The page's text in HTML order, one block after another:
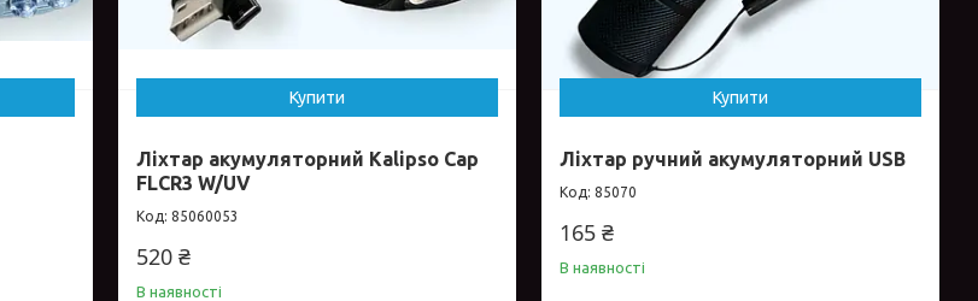
Купити
Ліхтар акумуляторний Kalipso Cap
FLCR3 W/UV
85060053
520 ₴
В наявності
Купити
Ліхтар ручний акумуляторний USB
85070
165 ₴
В наявності